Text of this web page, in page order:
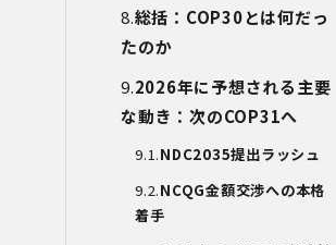
しています。
・ 個人データについての秘密保持に関す
る事項を就業規則に規定しています。
・個人データを取扱う区域において、従
業員の入退室管理及び持ち込む機器等の
による個人データの閲覧を防止する措置
を講じています。
・個人データを取り扱う機器、電子媒体
及び書類等の盗難又は紛失等を防止する
総括： COP30とは何だっ
たのか
2026年に予想される主要
な動き：次のCOP31へ
NDC2035提出ラッシュ
NCQG金額交渉への本格
着手